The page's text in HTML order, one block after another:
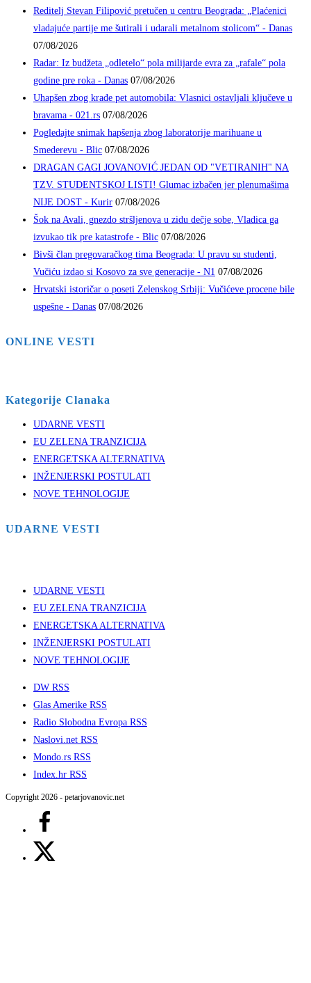
Reditelj Stevan Filipović pretučen u centru Beograda: „Plaćenici
vladajuće partije me šutirali i udarali metalnom stolicom“ - Danas
07/08/2026
Radar: Iz budžeta „odletelo“ pola milijarde evra za „rafale“ pola
godine pre roka - Danas 07/08/2026
Uhapšen zbog krađe pet automobila: Vlasnici ostavljali ključeve u
bravama - 021.rs 07/08/2026
Pogledajte snimak hapšenja zbog laboratorije marihuane u
Smederevu - Blic 07/08/2026
DRAGAN GAGI JOVANOVIĆ JEDAN OD "VETIRANIH" NA
TZV. STUDENTSKOJ LISTI! Glumac izbačen jer plenumašima
NIJE DOST - Kurir 07/08/2026
Šok na Avali, gnezdo stršljenova u zidu dečje sobe, Vladica ga
izvukao tik pre katastrofe - Blic 07/08/2026
Bivši član pregovaračkog tima Beograda: U pravu su studenti,
Vučiću izdao si Kosovo za sve generacije - N1 07/08/2026
Hrvatski istoričar o poseti Zelenskog Srbiji: Vučićeve procene bile
uspešne - Danas 07/08/2026
ONLINE VESTI
Kategorije Clanaka
UDARNE VESTI
EU ZELENA TRANZICIJA
ENERGETSKA ALTERNATIVA
INŽENJERSKI POSTULATI
NOVE TEHNOLOGIJE
UDARNE VESTI
UDARNE VESTI
EU ZELENA TRANZICIJA
ENERGETSKA ALTERNATIVA
INŽENJERSKI POSTULATI
NOVE TEHNOLOGIJE
DW RSS
Glas Amerike RSS
Radio Slobodna Evropa RSS
Naslovi.net RSS
Mondo.rs RSS
Index.hr RSS
Copyright 2026 - petarjovanovic.net